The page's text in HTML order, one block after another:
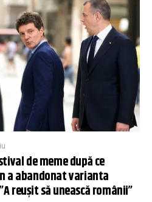
de meme după ce
a abandonat varianta
reușit să unească românii”